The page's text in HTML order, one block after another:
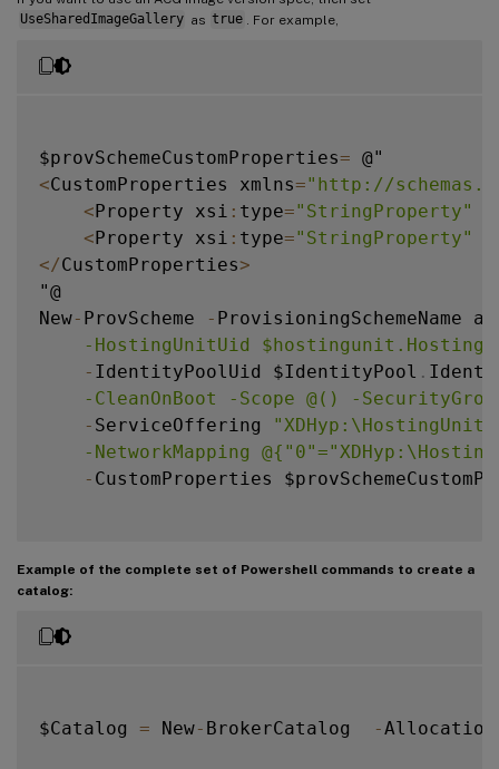
UseSharedImageGallery as true . For example,
$provSchemeCustomProperties=
<CustomProperties xmlns="http://
<Property xsi : type="StringProperty"
<Property xsi : type="StringProperty"
</CustomProperties>
"@
New- ProvScheme - ProvisioningSchemeName
-HostingUnitUid
- IdentityPoolUid $IdentityPool .
-CleanOnBoot -Scope @() -
- ServiceOffering
-NetworkMapping
- CustomProperties
Example of the complete set of Powershell commands to create a
catalog:
$Catalog = New- BrokerCatalog -